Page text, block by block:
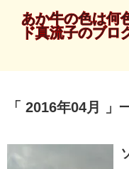
あか牛の色は何
ド真流子のブロ
2016年04月